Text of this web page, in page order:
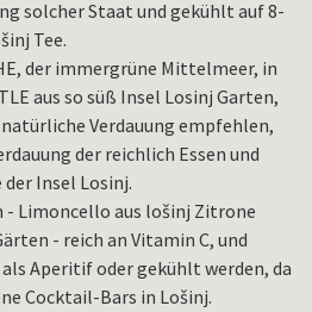
solcher Staat und gekühlt auf 8-
Tee.
der immergrüne Mittelmeer, in
aus so süß Insel Losinj Garten,
Verdauung empfehlen,
der reichlich Essen und
Insel Losinj.
- Limoncello aus lošinj Zitrone
- reich an Vitamin C, und
Aperitif oder gekühlt werden, da
Cocktail-Bars in Lošinj.